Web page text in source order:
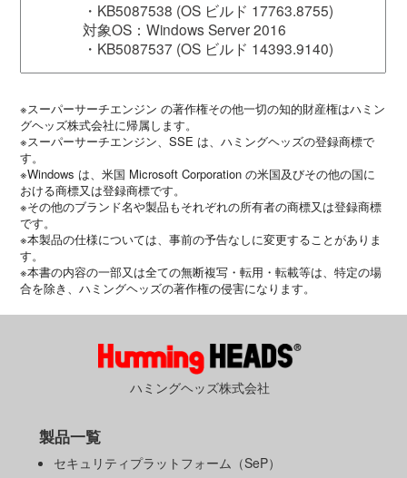
・KB5087538 (OS ビルド 17763.8755)
対象OS：Windows Server 2016
・KB5087537 (OS ビルド 14393.9140)
※スーパーサーチエンジン の著作権その他一切の知的財産権はハミン
グヘッズ株式会社に帰属します。
※スーパーサーチエンジン、SSE は、ハミングヘッズの登録商標で
す。
※Windows は、米国 Microsoft Corporation の米国及びその他の国に
おける商標又は登録商標です。
※その他のブランド名や製品もそれぞれの所有者の商標又は登録商標
です。
※本製品の仕様については、事前の予告なしに変更することがありま
す。
※本書の内容の一部又は全ての無断複写・転用・転載等は、特定の場
合を除き、ハミングヘッズの著作権の侵害になります。
ハミングヘッズ株式会社
製品一覧
セキュリティプラットフォーム（SeP）